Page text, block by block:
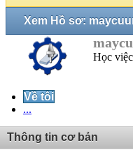
Xem Hồ sơ:
Học việc
Về tôi
...
Thông tin cơ bản